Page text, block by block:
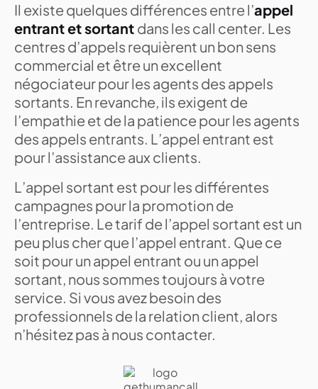
Il existe quelques différences entre l’appel
entrant et sortant dans les call center. Les
centres d’appels requièrent un bon sens
commercial et être un excellent
négociateur pour les agents des appels
sortants. En revanche, ils exigent de
l’empathie et de la patience pour les agents
des appels entrants. L’appel entrant est
pour l’assistance aux clients.
L’appel sortant est pour les différentes
campagnes pour la promotion de
l’entreprise. Le tarif de l’appel sortant est un
peu plus cher que l’appel entrant. Que ce
soit pour un appel entrant ou un appel
sortant, nous sommes toujours à votre
service. Si vous avez besoin des
professionnels de la relation client, alors
n’hésitez pas à nous contacter.